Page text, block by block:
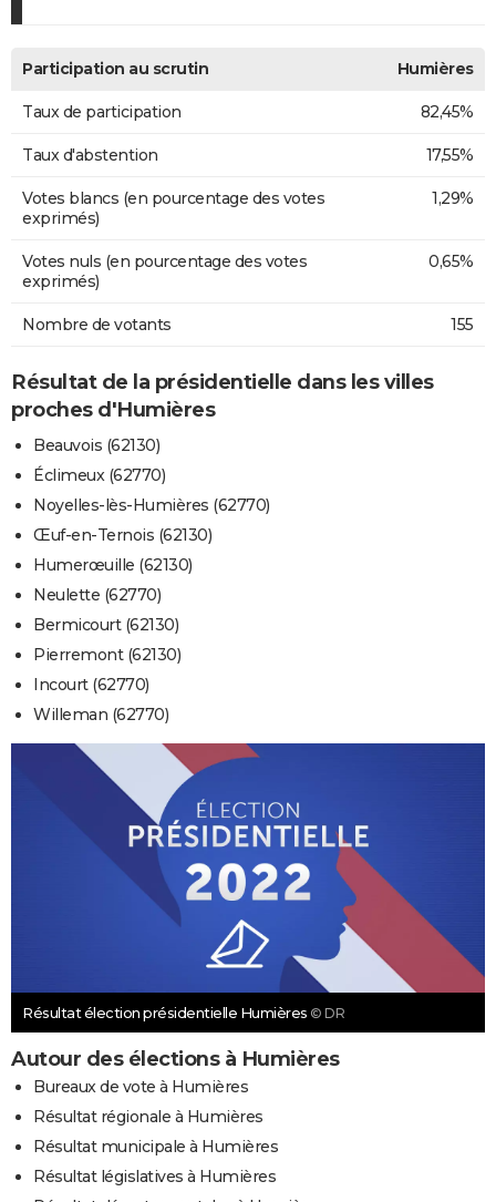
Participation au scrutin Humières
Taux de participation 82,45%
Taux d'abstention 17,55%
Votes blancs (en pourcentage des votes
exprimés)
1,29%
Votes nuls (en pourcentage des votes
exprimés)
0,65%
Nombre de votants 155
Résultat de la présidentielle dans les villes
proches d'Humières
Beauvois (62130)
Éclimeux (62770)
Noyelles-lès-Humières (62770)
Œuf-en-Ternois (62130)
Humerœuille (62130)
Neulette (62770)
Bermicourt (62130)
Pierremont (62130)
Incourt (62770)
Willeman (62770)
Résultat élection présidentielle Humières © DR
Autour des élections à Humières
Bureaux de vote à Humières
Résultat régionale à Humières
Résultat municipale à Humières
Résultat législatives à Humières